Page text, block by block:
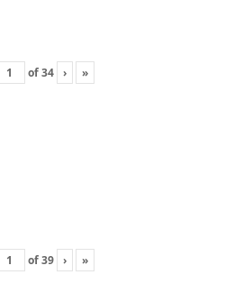
of34 › »
of39 › »